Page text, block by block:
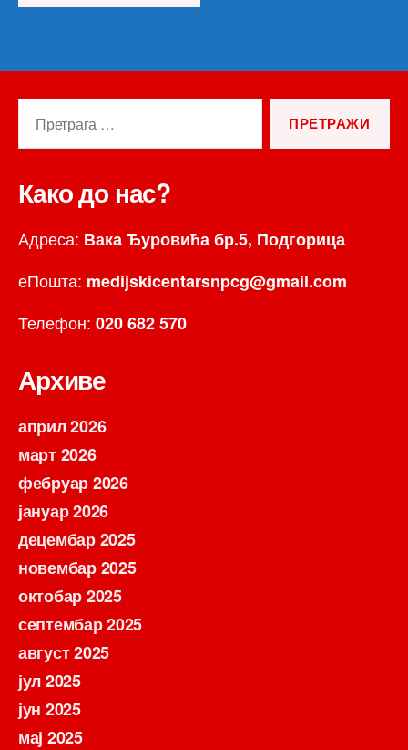
Како до нас?
Адреса: Вака Ђуровића бр.5, Подгорица
еПошта: medijskicentarsnpcg@gmail.com
Телефон: 020 682 570
Архиве
април 2026
март 2026
фебруар 2026
јануар 2026
децембар 2025
новембар 2025
октобар 2025
септембар 2025
август 2025
јул 2025
јун 2025
мај 2025